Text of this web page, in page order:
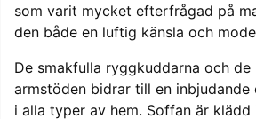
som varit mycket efterfrågad på
den både en luftig känsla och
De smakfulla ryggkuddarna och
armstöden bidrar till en inbjudande
i alla typer av hem. Soffan är